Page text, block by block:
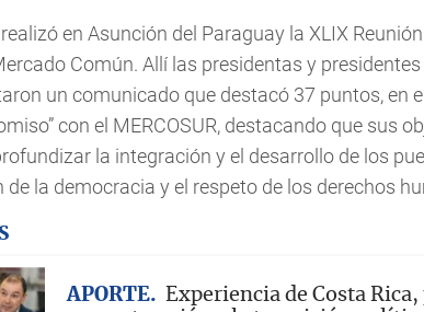
en Asunción del Paraguay la XLIX
Común. Allí las presidentas y
un comunicado que destacó 37 puntos, en
con el MERCOSUR, destacando que sus
la integración y el desarrollo de los
la democracia y el respeto de los derechos
APORTE
Experiencia de Costa